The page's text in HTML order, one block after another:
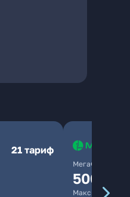
21 тариф
МегаФон
500
Максимальная